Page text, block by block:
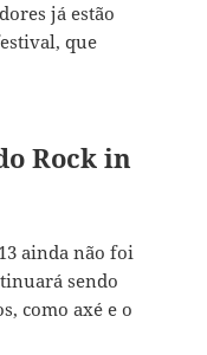
já estão
que
Rock in
ainda não foi
sendo
como axé e o